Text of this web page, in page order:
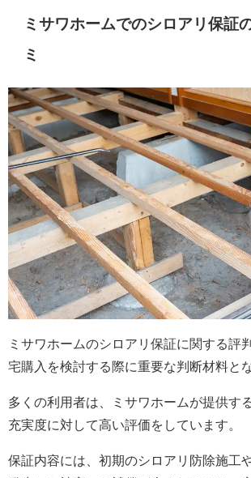
ミサワホームでのシロアリ保証
ミ
ミサワホームのシロアリ保証に関する評
宅購入を検討する際に重要な判断材料と
多くの利用者は、ミサワホームが提供す
充実度に対して高い評価をしています。
保証内容には、初期のシロアリ防除施工